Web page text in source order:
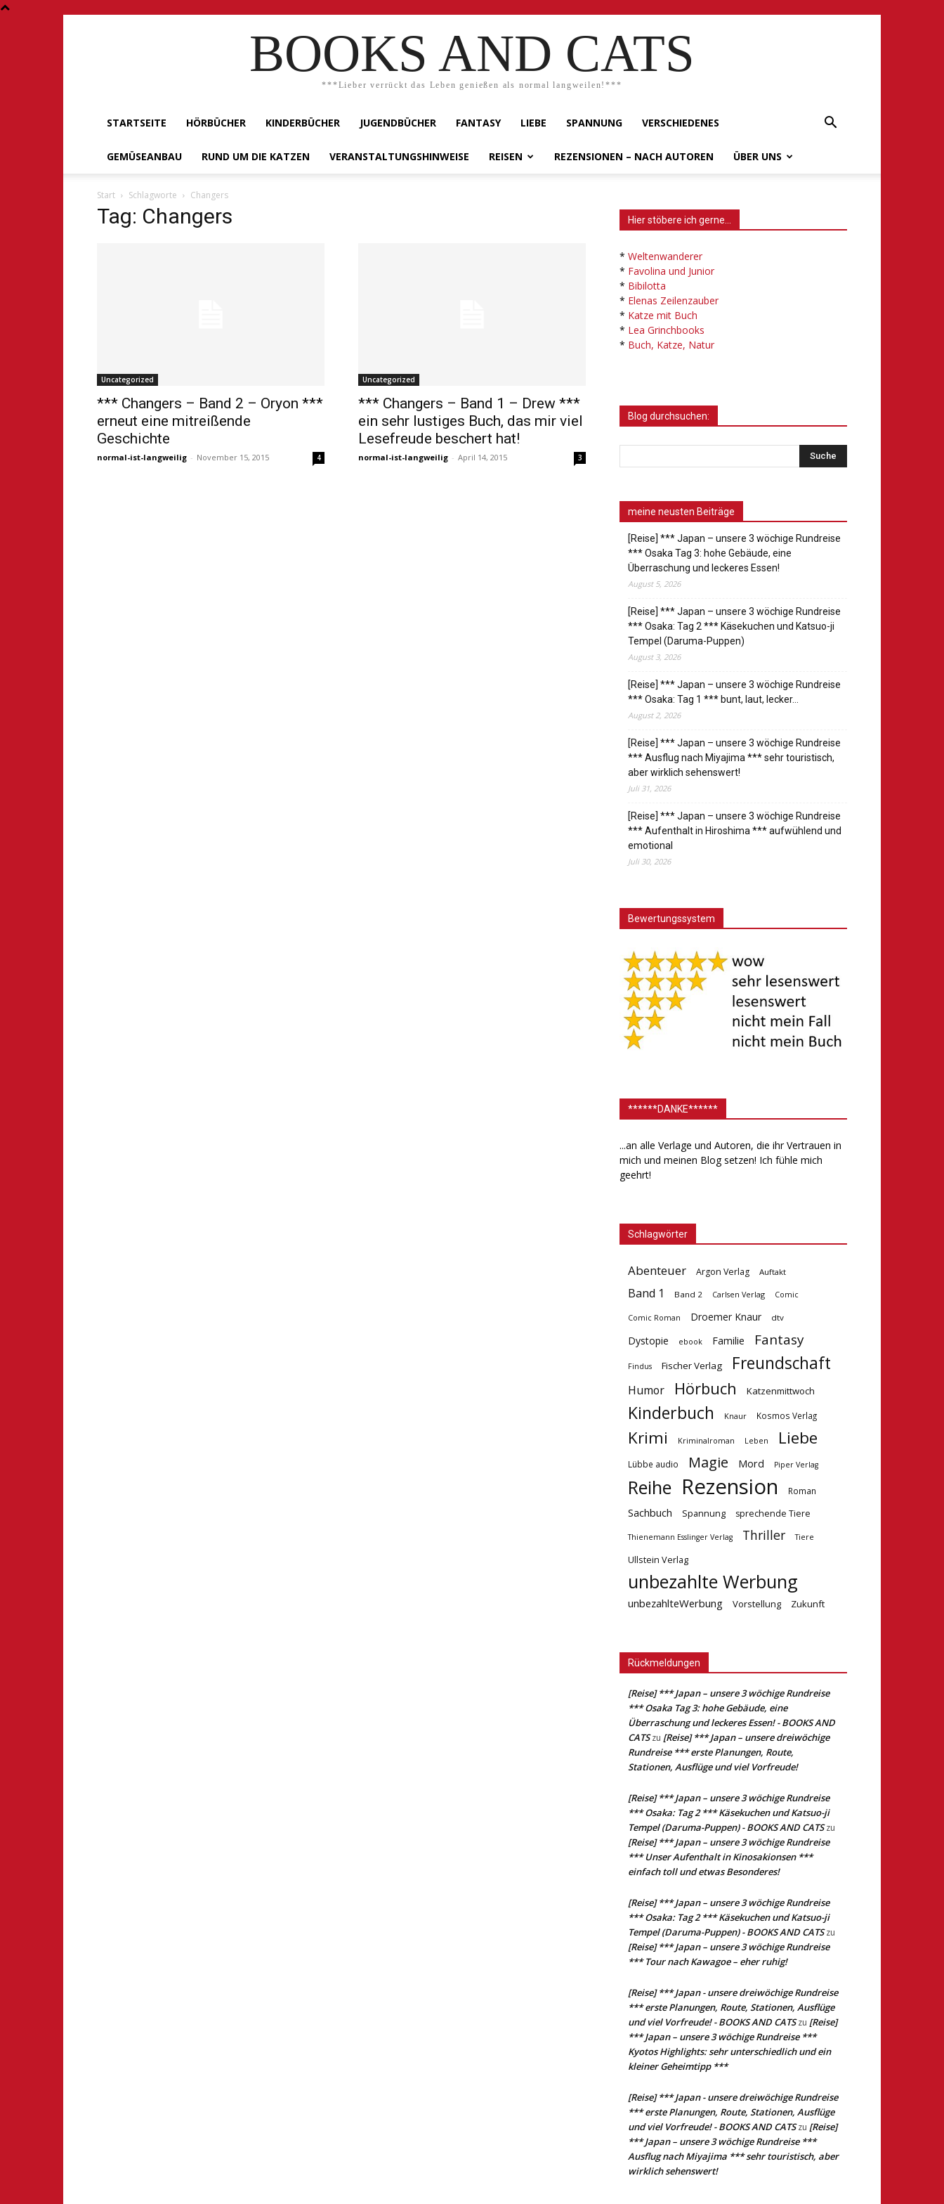
BOOKS AND CATS
***Lieber verrückt das Leben genießen als normal langweilen!***
STARTSEITE HÖRBÜCHER KINDERBÜCHER JUGENDBÜCHER FANTASY LIEBE SPANNUNG VERSCHIEDENES
GEMÜSEANBAU RUND UM DIE KATZEN VERANSTALTUNGSHINWEISE REISEN REZENSIONEN – NACH AUTOREN ÜBER UNS
Start Schlagworte Changers
Tag: Changers
Uncategorized
*** Changers – Band 2 – Oryon ***
erneut eine mitreißende
Geschichte
normal-ist-langweilig - November 15, 2015 4
Uncategorized
*** Changers – Band 1 – Drew ***
ein sehr lustiges Buch, das mir viel
Lesefreude beschert hat!
normal-ist-langweilig - April 14, 2015 3
Hier stöbere ich gerne…
* Weltenwanderer
* Favolina und Junior
* Bibilotta
* Elenas Zeilenzauber
* Katze mit Buch
* Lea Grinchbooks
* Buch, Katze, Natur
Blog durchsuchen:
meine neusten Beiträge
[Reise] *** Japan – unsere 3 wöchige Rundreise
*** Osaka Tag 3: hohe Gebäude, eine
Überraschung und leckeres Essen!
August 5, 2026
[Reise] *** Japan – unsere 3 wöchige Rundreise
*** Osaka: Tag 2 *** Käsekuchen und Katsuo-ji
Tempel (Daruma-Puppen)
August 3, 2026
[Reise] *** Japan – unsere 3 wöchige Rundreise
*** Osaka: Tag 1 *** bunt, laut, lecker…
August 2, 2026
[Reise] *** Japan – unsere 3 wöchige Rundreise
*** Ausflug nach Miyajima *** sehr touristisch,
aber wirklich sehenswert!
Juli 31, 2026
[Reise] *** Japan – unsere 3 wöchige Rundreise
*** Aufenthalt in Hiroshima *** aufwühlend und
emotional
Juli 30, 2026
Bewertungssystem
******DANKE******
...an alle Verlage und Autoren, die ihr Vertrauen in
mich und meinen Blog setzen! Ich fühle mich
geehrt!
Schlagwörter
Abenteuer Argon Verlag Auftakt
Band 1 Band 2 Carlsen Verlag Comic
Comic Roman Droemer Knaur dtv
Dystopie ebook Familie Fantasy
Findus Fischer Verlag Freundschaft
Humor Hörbuch Katzenmittwoch
Kinderbuch Knaur Kosmos Verlag
Krimi Kriminalroman Leben Liebe
Lübbe audio Magie Mord Piper Verlag
Reihe Rezension Roman
Sachbuch Spannung sprechende Tiere
Thienemann Esslinger Verlag Thriller Tiere
Ullstein Verlag
unbezahlte Werbung
unbezahlteWerbung Vorstellung Zukunft
Rückmeldungen
[Reise] *** Japan – unsere 3 wöchige Rundreise
*** Osaka Tag 3: hohe Gebäude, eine
Überraschung und leckeres Essen! - BOOKS AND
CATSzu [Reise] *** Japan – unsere dreiwöchige
Rundreise *** erste Planungen, Route,
Stationen, Ausflüge und viel Vorfreude!
[Reise] *** Japan – unsere 3 wöchige Rundreise
*** Osaka: Tag 2 *** Käsekuchen und Katsuo-ji
Tempel (Daruma-Puppen) - BOOKS AND CATSzu
[Reise] *** Japan – unsere 3 wöchige Rundreise
*** Unser Aufenthalt in Kinosakionsen ***
einfach toll und etwas Besonderes!
[Reise] *** Japan – unsere 3 wöchige Rundreise
*** Osaka: Tag 2 *** Käsekuchen und Katsuo-ji
Tempel (Daruma-Puppen) - BOOKS AND CATSzu
[Reise] *** Japan – unsere 3 wöchige Rundreise
*** Tour nach Kawagoe – eher ruhig!
[Reise] *** Japan - unsere dreiwöchige Rundreise
*** erste Planungen, Route, Stationen, Ausflüge
und viel Vorfreude! - BOOKS AND CATSzu [Reise]
*** Japan – unsere 3 wöchige Rundreise ***
Kyotos Highlights: sehr unterschiedlich und ein
kleiner Geheimtipp ***
[Reise] *** Japan - unsere dreiwöchige Rundreise
*** erste Planungen, Route, Stationen, Ausflüge
und viel Vorfreude! - BOOKS AND CATSzu [Reise]
*** Japan – unsere 3 wöchige Rundreise ***
Ausflug nach Miyajima *** sehr touristisch, aber
wirklich sehenswert!